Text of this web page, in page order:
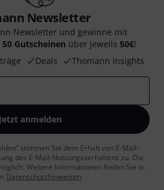
Newsletter
Newsletter und gewinne mit
50 Gutscheinen über jeweils 50€!
Deals Thomann Insights
Jetzt anmelden
stimmen Sie dem Erhalt von E-Mail-
des E-Mail-Nutzungsverhaltens zu. Die
Weitere Informationen finden Sie in
Datenschutzhinweisen.